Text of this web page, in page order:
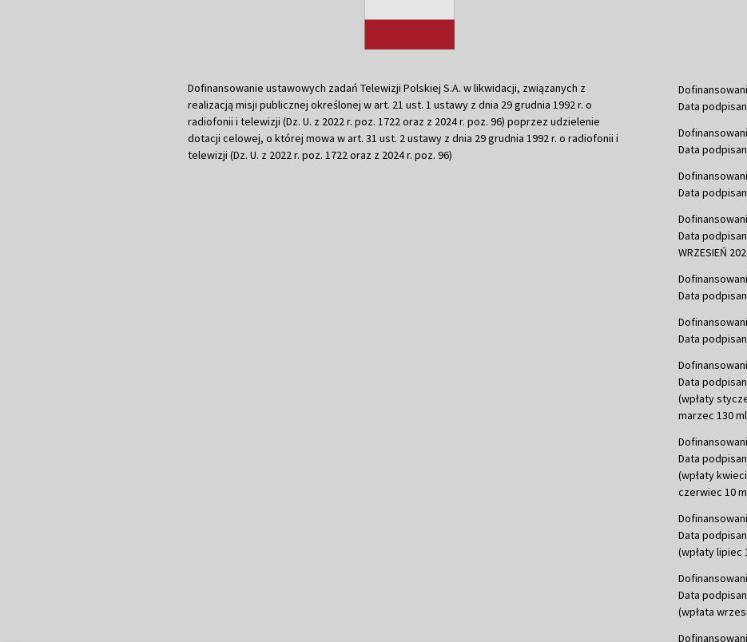
Dofinansowanie ustawowych zadań Telewizji Polskiej S.A. w likwidacji, związanych z
realizacją misji publicznej określonej w art. 21 ust. 1 ustawy z dnia 29 grudnia 1992 r. o
radiofonii i telewizji (Dz. U. z 2022 r. poz. 1722 oraz z 2024 r. poz. 96) poprzez udzielenie
dotacji celowej, o której mowa w art. 31 ust. 2 ustawy z dnia 29 grudnia 1992 r. o radiofonii i
telewizji (Dz. U. z 2022 r. poz. 1722 oraz z 2024 r. poz. 96)
Data
Data
Data
Data
WRZESIEŃ
Data
Data
Data
(wpłaty
marzec 130
Data
(wpłaty
czerwiec 10
Data
(wpłaty lipiec
Data
(wpłata